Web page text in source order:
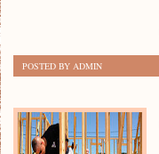
POSTED BY ADMIN